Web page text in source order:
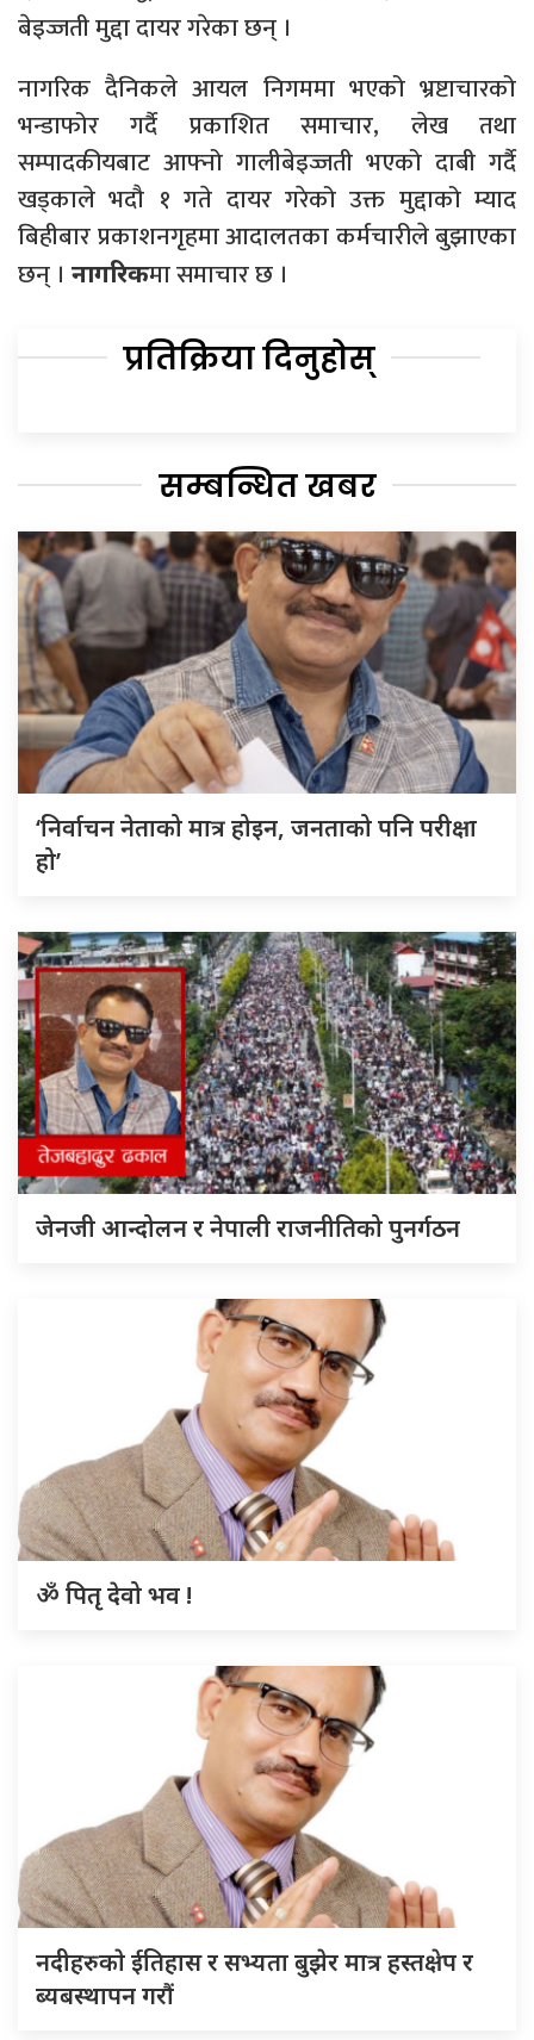
बेइज्जती मुद्दा दायर गरेका छन् ।
नागरिक दैनिकले आयल निगममा भएको भ्रष्टाचारको
भन्डाफोर गर्दै प्रकाशित समाचार, लेख तथा
सम्पादकीयबाट आफ्नो गालीबेइज्जती भएको दाबी गर्दै
खड्काले भदौ १ गते दायर गरेको उक्त मुद्दाको म्याद
बिहीबार प्रकाशनगृहमा आदालतका कर्मचारीले बुझाएका
छन् । नागरिकमा समाचार छ ।
प्रतिक्रिया दिनुहोस्
सम्बन्धित खबर
‘निर्वाचन नेताको मात्र होइन, जनताको पनि परीक्षा
हो’
जेनजी आन्दोलन र नेपाली राजनीतिको पुनर्गठन
ॐ पितृ देवो भव !
नदीहरुकाे ईतिहास र सभ्यता बुझेर मात्र हस्तक्षेप र
ब्यबस्थापन गराैं